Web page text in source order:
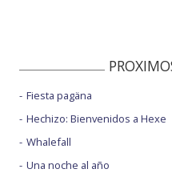
Fiesta pagäna
Hechizo: Bienvenidos a Hexe
Whalefall
Una noche al año